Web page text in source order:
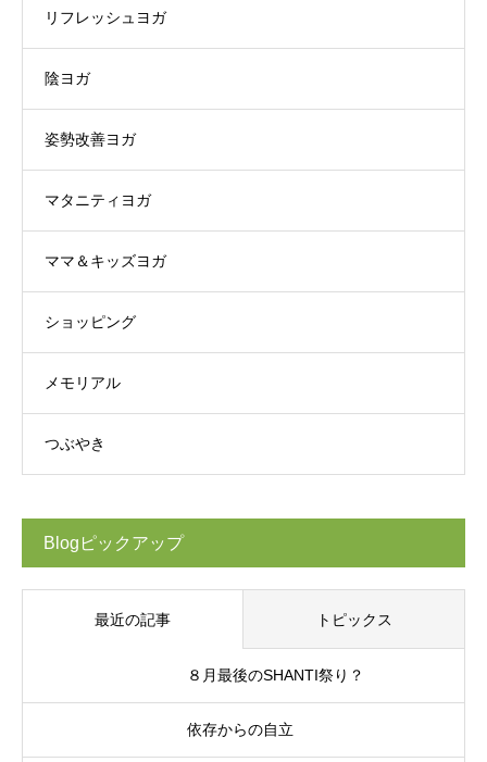
リフレッシュヨガ
陰ヨガ
姿勢改善ヨガ
マタニティヨガ
ママ＆キッズヨガ
ショッピング
メモリアル
つぶやき
Blogピックアップ
最近の記事 トピックス
８月最後のSHANTI祭り？
依存からの自立